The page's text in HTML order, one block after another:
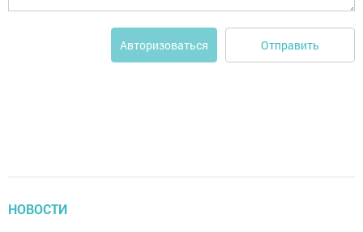
Авторизоваться Отправить
НОВОСТИ